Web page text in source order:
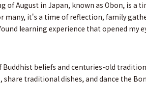
August in Japan, known as Obon, is a
many, it's a time of reflection, family
learning experience that opened my
beliefs and centuries-old
traditional dishes, and dance the